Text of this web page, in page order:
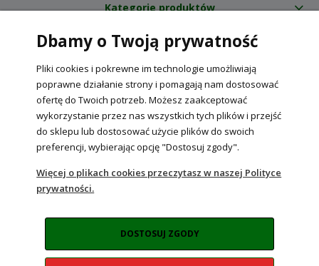
Kategorie produktów
O nas
Internetowy sklep ogrodniczy z nasionami RajOgrodnika.pl
NIP: 6090037061, REGON: 260240470 | Czarnca, ul. Tęczowa 31, 29-100
Włoszczowa
POKAŻ PEŁNĄ WERSJĘ STRONY
Sklep internetowy Shoper Premium
Dbamy o Twoją prywatność
Pliki cookies i pokrewne im technologie umożliwiają
poprawne działanie strony i pomagają nam dostosować
ofertę do Twoich potrzeb. Możesz zaakceptować
wykorzystanie przez nas wszystkich tych plików i przejść
do sklepu lub dostosować użycie plików do swoich
preferencji, wybierając opcję "Dostosuj zgody".
Więcej o plikach cookies przeczytasz w naszej Polityce
prywatności.
DOSTOSUJ ZGODY